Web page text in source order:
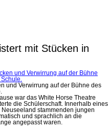
mit Stücken in
und Verwirrung auf der Bühne des
war das White Horse Theatre
die Schülerschaft. Innerhalb eines
stammenden jungen
und sprachlich an die
angepasst waren.